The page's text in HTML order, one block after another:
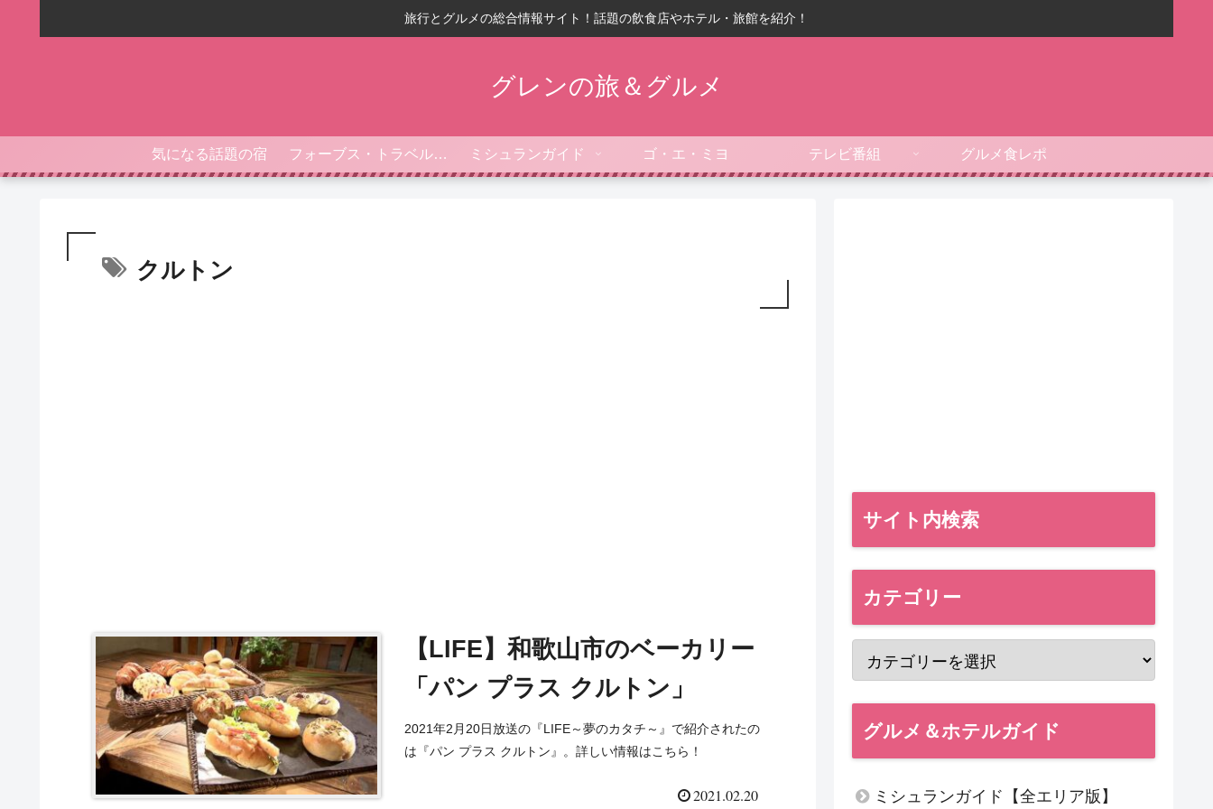
旅行とグルメの総合情報サイト！話題の飲食店やホテル・旅館を紹介！
グレンの旅＆グルメ
気になる話題の宿 フォーブス・トラベルガイド ミシュランガイド ゴ・エ・ミヨ テレビ番組 グルメ食レポ
クルトン
【LIFE】和歌山市のベーカリー
「パン プラス クルトン」
2021年2月20日放送の『LIFE～夢のカタチ～』で紹介されたの
は『パン プラス クルトン』。詳しい情報はこちら！
2021.02.20
サイト内検索
カテゴリー
グルメ＆ホテルガイド
ミシュランガイド【全エリア版】